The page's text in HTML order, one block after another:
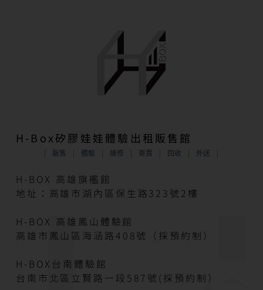
H-Box矽膠娃娃體驗出租販售館
販售 體驗 維修 寄賣 回收 外送
H-BOX 高雄旗艦館
地址：高雄市湖內區保生路323號2樓
H-BOX 高雄鳳山體驗館
高雄市鳳山區海涵路408號（採預約制）
H-BOX台南體驗館
台南市北區立賢路一段587號(採預約制）